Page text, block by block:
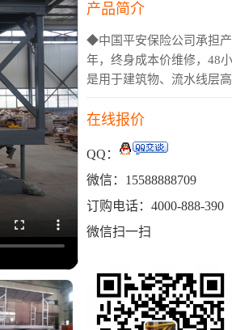
产品简介
◆中国平安保险公司承担
年，终身成本价维修，48
是用于建筑物、流水线层高
在线报价
QQ：
微信：15588888709
订购电话：4000-888-390
微信扫一扫